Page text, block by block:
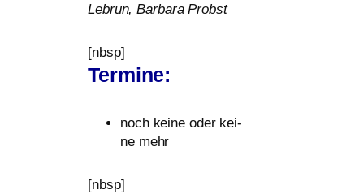
Lebrun, Barbara Probst
[nbsp]
Termine:
noch kei­ne oder kei­
ne mehr
[nbsp]